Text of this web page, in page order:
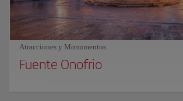
Atracciones y Monumentos
Fuente Onofrio